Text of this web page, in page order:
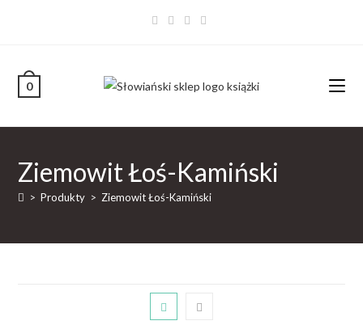
0
Ziemowit Łoś-Kamiński
> Produkty > Ziemowit Łoś-Kamiński